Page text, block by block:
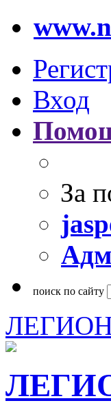
Вход
За
поиск по сайту